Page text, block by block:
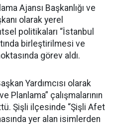
Ajansı Başkanlığı ve
olarak yerel
politikaları “İstanbul
birleştirilmesi ve
görev aldı.
Yardımcısı olarak
Planlama” çalışmalarının
Şişli ilçesinde “Şişli Afet
yer alan isimlerden